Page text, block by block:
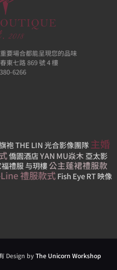
要場合都能呈現您的品味
東七路 869 號 4 樓
6266
袍THE LIN光合影像團隊主婚
僑園酒店YAN MU焱木 亞太影
禮服 与玥樓公主蓬裙禮服款
禮服款式Fish EyeRT 映像
Design byThe Unicorn Workshop